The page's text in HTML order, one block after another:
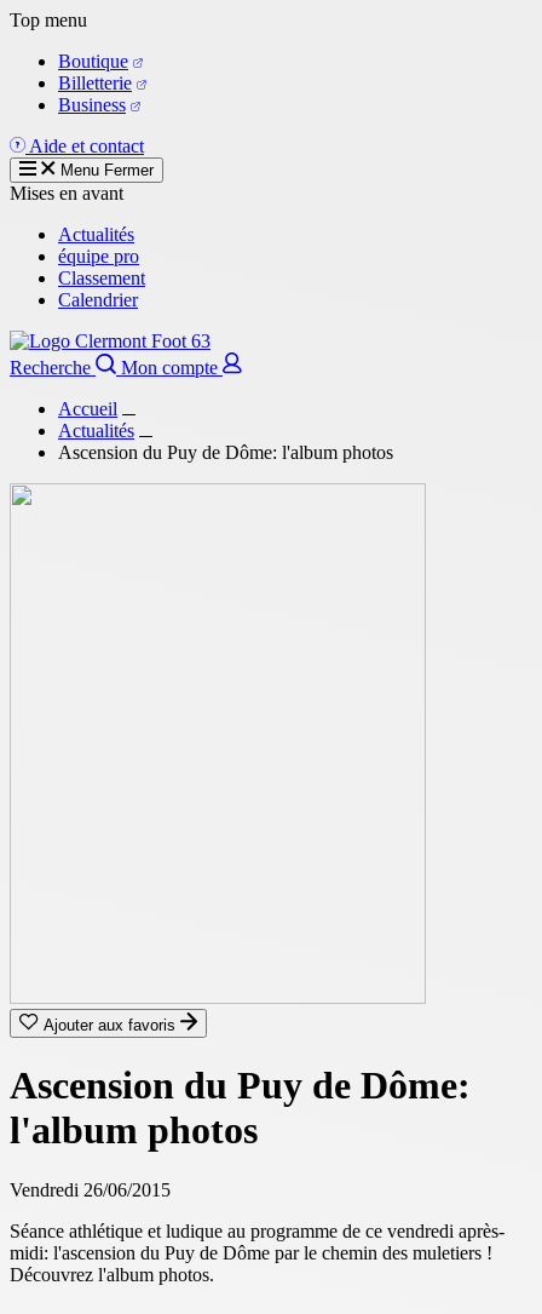
Aller
contenu
principal
Top menu
Boutique
Billetterie
Business
Aide et contact
Menu Fermer
Mises en avant
Actualités
équipe pro
Classement
Calendrier
Recherche
Mon compte
Accueil
Actualités
Ascension du Puy de Dôme: l'album photos
Ajouter aux favoris
Ascension du Puy de Dôme:
l'album photos
Vendredi 26/06/2015
Séance athlétique et ludique au programme de ce vendredi après-
midi: l'ascension du Puy de Dôme par le chemin des muletiers !
Découvrez l'album photos.